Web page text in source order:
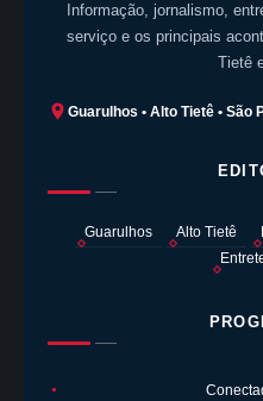
Informação, jornalismo,
serviço e os principais
Tietê
Guarulhos • Alto Tietê • São
Guarulhos Alto Tietê
●